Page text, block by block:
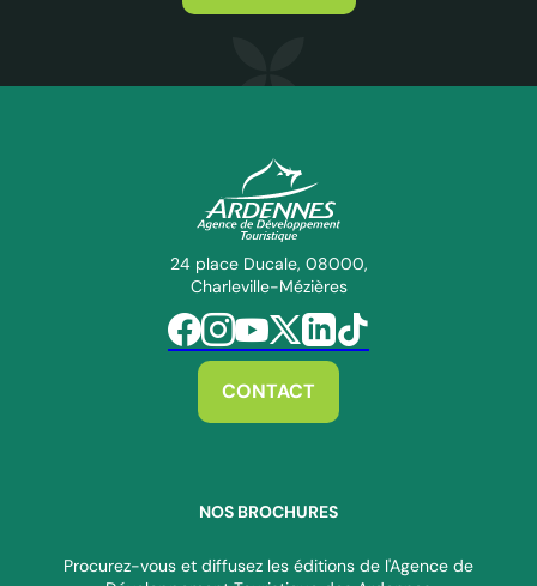
ADT des Ardennes Pro
24 place Ducale, 08000,
Charleville-Mézières
Suivez-nous sur Facebook
Suivez-nous sur Instagram
Suivez-nous sur Youtube
Suivez-nous sur Twitter
Suivez-nous sur Linkedin
Suivez-nous sur Tiktok
CONTACT
NOS BROCHURES
Procurez-vous et diffusez les éditions de l'Agence de